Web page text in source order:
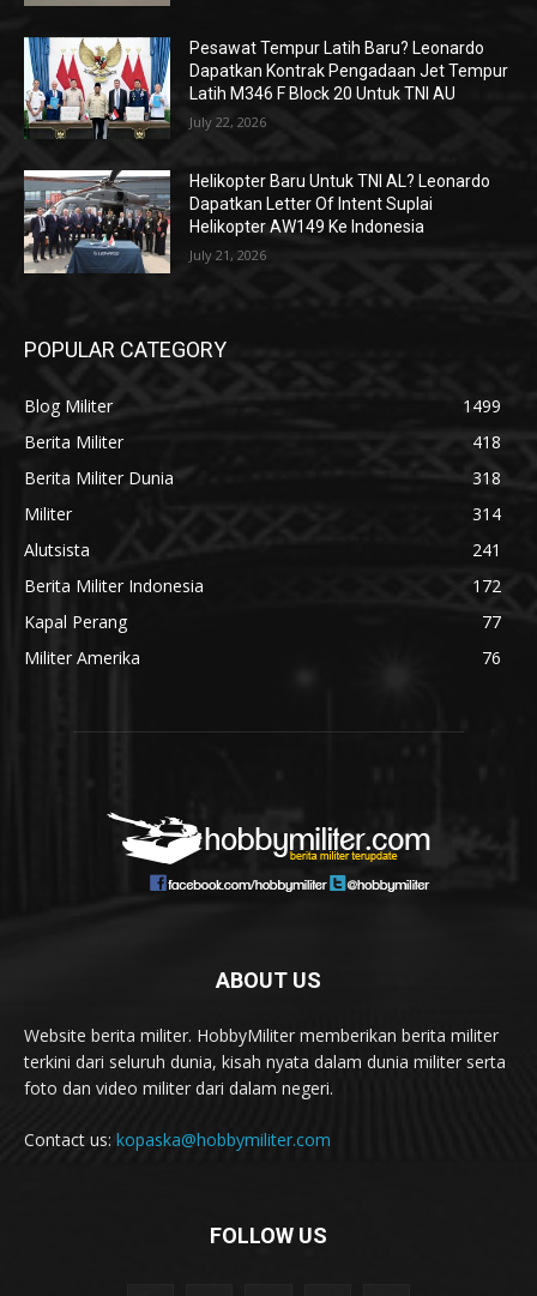
Pesawat Tempur Latih Baru? Leonardo
Dapatkan Kontrak Pengadaan Jet Tempur
Latih M346 F Block 20 Untuk TNI AU
July 22, 2026
Helikopter Baru Untuk TNI AL? Leonardo
Dapatkan Letter Of Intent Suplai
Helikopter AW149 Ke Indonesia
July 21, 2026
POPULAR CATEGORY
Blog Militer
1499
Berita Militer
418
Berita Militer Dunia
318
Militer
314
Alutsista
241
Berita Militer Indonesia
172
Kapal Perang
77
Militer Amerika
76
ABOUT US
Website berita militer. HobbyMiliter memberikan berita militer
terkini dari seluruh dunia, kisah nyata dalam dunia militer serta
foto dan video militer dari dalam negeri.
Contact us: kopaska@hobbymiliter.com
FOLLOW US